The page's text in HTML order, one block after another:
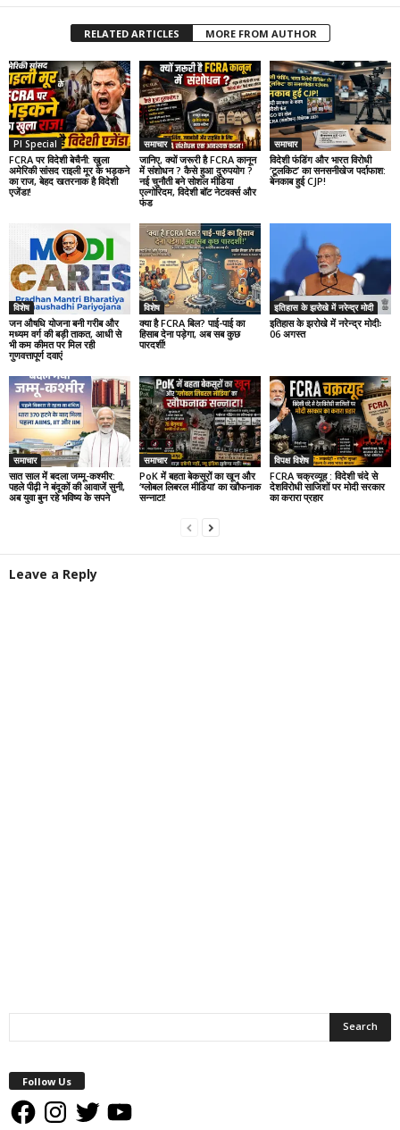
RELATED ARTICLES MORE FROM AUTHOR
PI Special
FCRA पर विदेशी बेचैनी: खुला
अमेरिकी सांसद राइली मूर के भड़कने
का राज, बेहद खतरनाक है विदेशी
एजेंडा!
समाचार
जानिए, क्यों जरूरी है FCRA कानून
में संशोधन ? कैसे हुआ दुरुपयोग ?
नई चुनौती बने सोशल मीडिया
एल्गोरिदम, विदेशी बॉट नेटवर्क्स और
फंड
समाचार
विदेशी फंडिंग और भारत विरोधी
‘टूलकिट’ का सनसनीखेज पर्दाफाश:
बेनकाब हुई CJP!
विशेष
जन औषधि योजना बनी गरीब और
मध्यम वर्ग की बड़ी ताकत, आधी से
भी कम कीमत पर मिल रही
गुणवत्तापूर्ण दवाएं
विशेष
क्या है FCRA बिल? पाई-पाई का
हिसाब देना पड़ेगा, अब सब कुछ
पारदर्शी!
इतिहास के झरोखे में नरेन्द्र मोदी
इतिहास के झरोखे में नरेन्द्र मोदीः
06 अगस्त
समाचार
सात साल में बदला जम्मू-कश्मीर:
पहले पीढ़ी ने बंदूकों की आवाजें सुनी,
अब युवा बुन रहे भविष्य के सपने
समाचार
PoK में बहता बेकसूरों का खून और
‘ग्लोबल लिबरल मीडिया’ का खौफनाक
सन्नाटा!
विपक्ष विशेष
FCRA चक्रव्यूह : विदेशी चंदे से
देशविरोधी साजिशों पर मोदी सरकार
का करारा प्रहार
Leave a Reply
Follow Us
FacebookInstagram
Twitter YouTube